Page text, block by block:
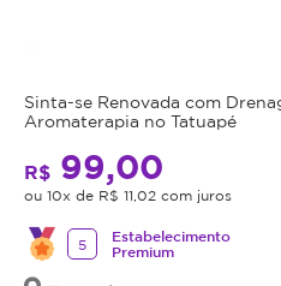
Sinta-se Renovada com
Aromaterapia no Tatuapé
R$ 99,00
ou 10x de R$ 11,02 com juros
5
Estabelecimento
Premium